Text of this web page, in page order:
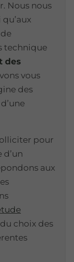
Nous nous
technique
des
vous
des
pour
aux
choix des